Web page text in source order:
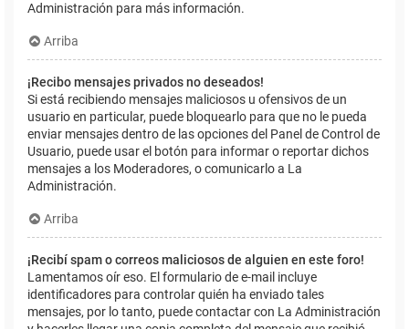
Administración para más información.
Arriba
¡Recibo mensajes privados no deseados!
Si está recibiendo mensajes maliciosos u ofensivos de un
usuario en particular, puede bloquearlo para que no le pueda
enviar mensajes dentro de las opciones del Panel de Control de
Usuario, puede usar el botón para informar o reportar dichos
mensajes a los Moderadores, o comunicarlo a La
Administración.
Arriba
¡Recibí spam o correos maliciosos de alguien en este foro!
Lamentamos oír eso. El formulario de e-mail incluye
identificadores para controlar quién ha enviado tales
mensajes, por lo tanto, puede contactar con La Administración